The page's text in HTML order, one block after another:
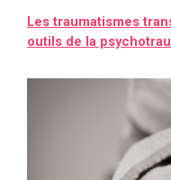
Les traumatismes
outils de la